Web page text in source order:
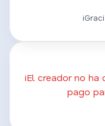
¡El creador no
pago